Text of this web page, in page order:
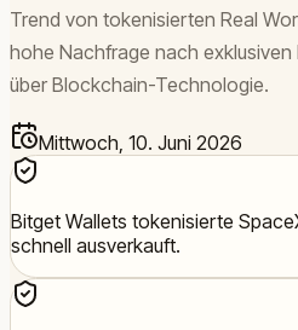
Trend von tokenisierten Real
hohe Nachfrage nach
über Blockchain-Technologie.
Mittwoch, 10. Juni 2026
Bitget Wallets tokenisierte
schnell ausverkauft.